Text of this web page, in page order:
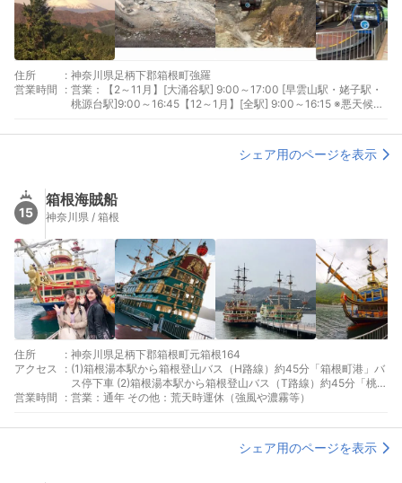
住所 : 神奈川県足柄下郡箱根町強羅
営業時間
: 営業：【2～11月】[大涌谷駅] 9:00～17:00 [早雲山駅・姥子駅・
桃源台駅]9:00～16:45【12～1月】[全駅] 9:00～16:15 ※悪天候や
シェア用のページを表示
15
箱根海賊船
神奈川県 / 箱根
住所 : 神奈川県足柄下郡箱根町元箱根164
アクセス
: (1)箱根湯本駅から箱根登山バス（H路線）約45分「箱根町港」バ
ス停下車 (2)箱根湯本駅から箱根登山バス（T路線）約45分「桃源
台」バス停下車 新宿駅西口から小田急箱根高速バスで約2時間15
営業時間 : 営業：通年 その他：荒天時運休（強風や濃霧等）
シェア用のページを表示